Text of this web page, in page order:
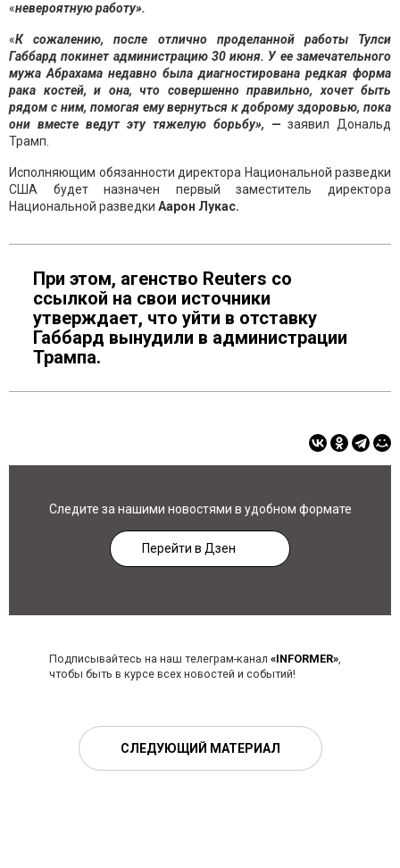
«невероятную работу».
«К сожалению, после отлично проделанной работы Тулси
Габбард покинет администрацию 30 июня. У ее замечательного
мужа Абрахама недавно была диагностирована редкая форма
рака костей, и она, что совершенно правильно, хочет быть
рядом с ним, помогая ему вернуться к доброму здоровью, пока
они вместе ведут эту тяжелую борьбу», —заявил Дональд
Трамп.
Исполняющим обязанности директора Национальной разведки
США будет назначен первый заместитель директора
Национальной разведки Аарон Лукас.
При этом, агенство Reuters со
ссылкой на свои источники
утверждает, что уйти в отставку
Габбард вынудили в администрации
Трампа.
Следите за нашими новостями в удобном формате
Перейти в Дзен
Подписывайтесь на наш телеграм-канал «INFORMER»,
чтобы быть в курсе всех новостей и событий!
СЛЕДУЮЩИЙ МАТЕРИАЛ